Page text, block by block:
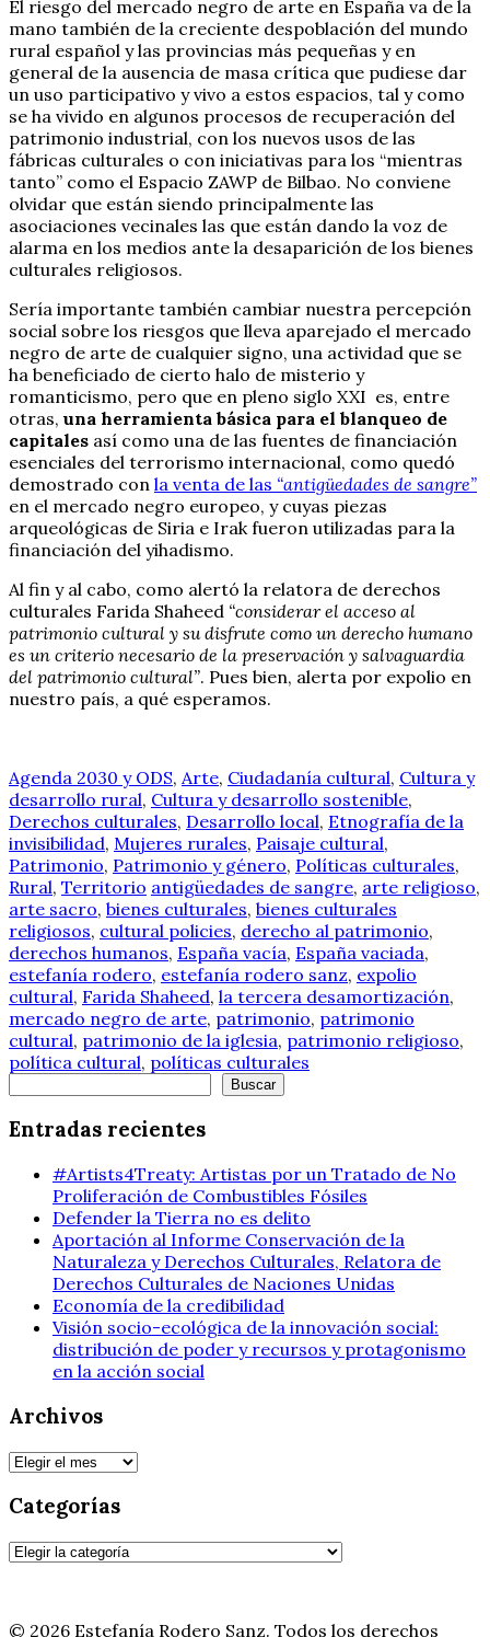
El riesgo del mercado negro de arte en España va de la
mano también de la creciente despoblación del mundo
rural español y las provincias más pequeñas y en
general de la ausencia de masa crítica que pudiese dar
un uso participativo y vivo a estos espacios, tal y como
se ha vivido en algunos procesos de recuperación del
patrimonio industrial, con los nuevos usos de las
fábricas culturales o con iniciativas para los “mientras
tanto” como el Espacio ZAWP de Bilbao. No conviene
olvidar que están siendo principalmente las
asociaciones vecinales las que están dando la voz de
alarma en los medios ante la desaparición de los bienes
culturales religiosos.
Sería importante también cambiar nuestra percepción
social sobre los riesgos que lleva aparejado el mercado
negro de arte de cualquier signo, una actividad que se
ha beneficiado de cierto halo de misterio y
romanticismo, pero que en pleno siglo XXI es, entre
otras, una herramienta básica para el blanqueo de
capitales así como una de las fuentes de financiación
esenciales del terrorismo internacional, como quedó
demostrado con la venta de las “antigüedades de sangre”
en el mercado negro europeo, y cuyas piezas
arqueológicas de Siria e Irak fueron utilizadas para la
financiación del yihadismo.
Al fin y al cabo, como alertó la relatora de derechos
culturales Farida Shaheed “considerar el acceso al
patrimonio cultural y su disfrute como un derecho humano
es un criterio necesario de la preservación y salvaguardia
del patrimonio cultural”. Pues bien, alerta por expolio en
nuestro país, a qué esperamos.
Agenda 2030 y ODS, Arte, Ciudadanía cultural, Cultura y
desarrollo rural, Cultura y desarrollo sostenible,
Derechos culturales, Desarrollo local, Etnografía de la
invisibilidad, Mujeres rurales, Paisaje cultural,
Patrimonio, Patrimonio y género, Políticas culturales,
Rural, Territorio antigüedades de sangre, arte religioso,
arte sacro, bienes culturales, bienes culturales
religiosos, cultural policies, derecho al patrimonio,
derechos humanos, España vacía, España vaciada,
estefanía rodero, estefanía rodero sanz, expolio
cultural, Farida Shaheed, la tercera desamortización,
mercado negro de arte, patrimonio, patrimonio
cultural, patrimonio de la iglesia, patrimonio religioso,
política cultural, políticas culturales
Buscar
Entradas recientes
#Artists4Treaty: Artistas por un Tratado de No
Proliferación de Combustibles Fósiles
Defender la Tierra no es delito
Aportación al Informe Conservación de la
Naturaleza y Derechos Culturales, Relatora de
Derechos Culturales de Naciones Unidas
Economía de la credibilidad
Visión socio-ecológica de la innovación social:
distribución de poder y recursos y protagonismo
en la acción social
Archivos
Archivos
Categorías
Categorías
© 2026 Estefanía Rodero Sanz. Todos los derechos